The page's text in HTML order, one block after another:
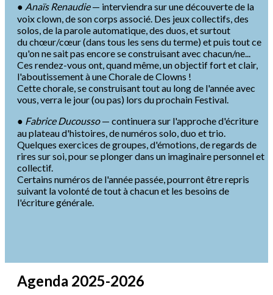
● Anaïs Renaudie— interviendra sur une découverte de la
voix clown, de son corps associé. Des jeux collectifs, des
solos, de la parole automatique, des duos, et surtout
du chœur/cœur (dans tous les sens du terme) et puis tout ce
qu'on ne sait pas encore se construisant avec chacun/ne...
Ces rendez-vous ont, quand même, un objectif fort et clair,
l'aboutissement à une Chorale de Clowns !
Cette chorale, se construisant tout au long de l'année avec
vous, verra le jour (ou pas) lors du prochain Festival.
● Fabrice Ducousso— continuera sur l'approche d'écriture
au plateau d'histoires, de numéros solo, duo et trio.
Quelques exercices de groupes, d'émotions, de regards de
rires sur soi, pour se plonger dans un imaginaire personnel et
collectif.
Certains numéros de l'année passée, pourront être repris
suivant la volonté de tout à chacun et les besoins de
l'écriture générale.
Agenda 2025-2026